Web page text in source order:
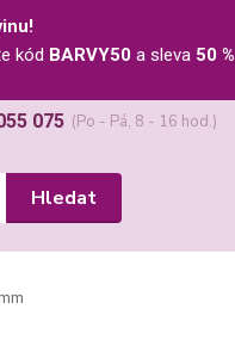
kód BARVY50 a sleva 50 %
Hledat
075 (Po - Pá, 8 - 16 hod.)